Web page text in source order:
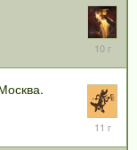
11
2016